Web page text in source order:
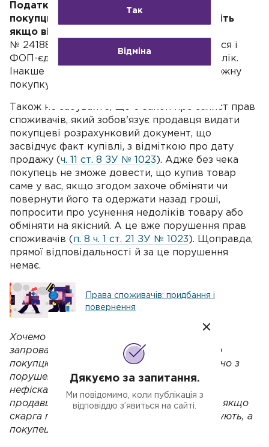
Податківці наполягають, що видавати
покупцю товарний чек обов'язково, навіть
якщо він не просить про це
№ 24188/6/99-99-14-05-01-15). Це стосується і
ФОП-єдинників, які ведуть спрощений облік.
Інакше кажучи, на думку податкової, на кожну
покупку треба виписувати товарний чек.
Також не забувайте, що є Закон про захист прав
споживачів, який зобов'язує продавця видати
покупцеві розрахунковий документ, що
засвідчує факт купівлі, з відміткою про дату
продажу (ч. 11 ст. 8 ЗУ № 1023). Адже без чека
покупець не зможе довести, що купив товар
саме у вас, якщо згодом захоче обміняти чи
повернути його та одержати назад гроші,
попросити про усунення недоліків товару або
обміняти на якісний. А це вже порушення прав
споживачів ( п. 8 ч. 1 ст. 21 ЗУ № 1023). Щоправда,
прямої відповідальності й за це порушення
немає.
Права споживачів: придбання і
повернення
Хочемо нагадати, що з 01.01.2021 р.
запроваджується механізм «кешбек»: якщо
покупцю чек РРО на суму від 850 грн видано з
порушенням (не на всю суму покупки,
нефіскальний), він може поскаржитися на
продавця, податківці проведуть перевірку, якщо
скарга підтвердиться — продавця оштрафують, а
покупець отримає винагороду.
Дякуємо за запитання.
Ми повідомимо, коли публікація з
відповіддю з’явиться на сайті.
Так
Відміна